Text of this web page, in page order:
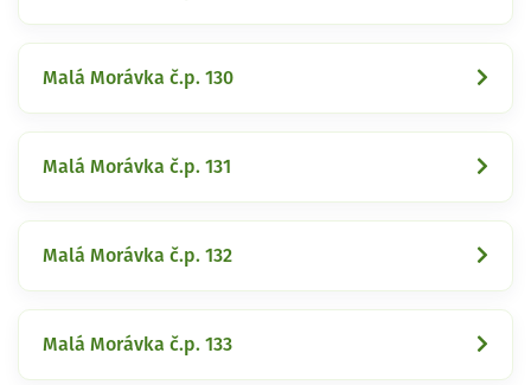
Malá Morávka č.p. 130
Malá Morávka č.p. 131
Malá Morávka č.p. 132
Malá Morávka č.p. 133